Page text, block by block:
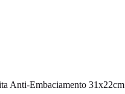
Anti-Embaciamento 31x22cm